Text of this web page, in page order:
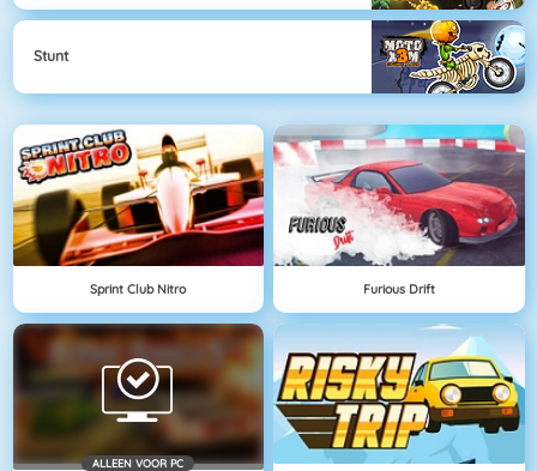
Stunt
Sprint Club Nitro Furious Drift
ALLEEN VOOR PC